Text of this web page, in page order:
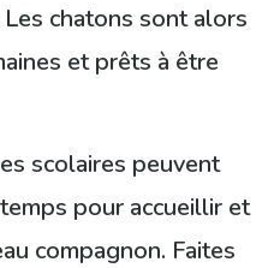
chatons sont alors
et prêts à être
scolaires peuvent
pour accueillir et
compagnon. Faites